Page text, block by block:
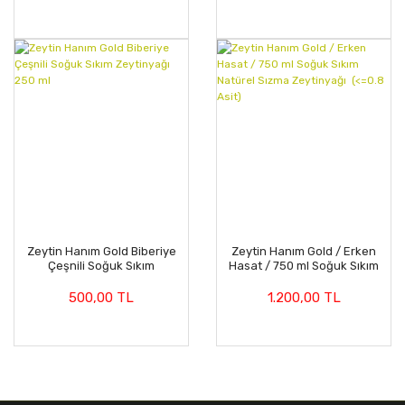
Zeytin Hanım Gold Biberiye
Çeşnili Soğuk Sıkım
500,00 TL
Zeytin Hanım Gold / Erken
Hasat / 750 ml Soğuk Sıkım
(<=0.8 Asit)
1.200,00 TL